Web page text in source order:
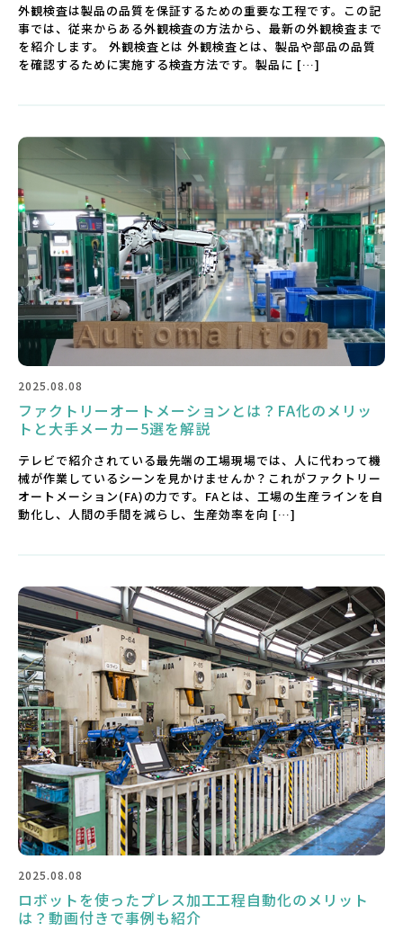
外観検査は製品の品質を保証するための重要な工程です。この記
事では、従来からある外観検査の方法から、最新の外観検査まで
を紹介します。 外観検査とは 外観検査とは、製品や部品の品質
を確認するために実施する検査方法です。製品に […]
2025.08.08
ファクトリーオートメーションとは？FA化のメリッ
トと大手メーカー5選を解説
テレビで紹介されている最先端の工場現場では、人に代わって機
械が作業しているシーンを見かけませんか？これがファクトリー
オートメーション(FA)の力です。FAとは、工場の生産ラインを自
動化し、人間の手間を減らし、生産効率を向 […]
2025.08.08
ロボットを使ったプレス加工工程自動化のメリット
は？動画付きで事例も紹介